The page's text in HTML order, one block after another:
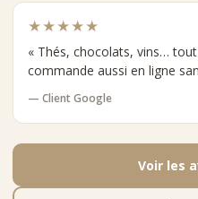
★★★★★
« Thés, chocolats, vins…
commande aussi en ligne
— Client Google
Voir les